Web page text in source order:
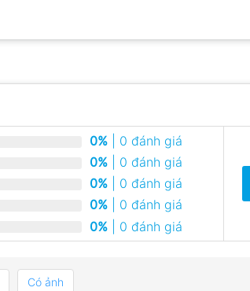
0% | 0 đánh giá
0% | 0 đánh giá
0% | 0 đánh giá
0% | 0 đánh giá
0% | 0 đánh giá
Có ảnh